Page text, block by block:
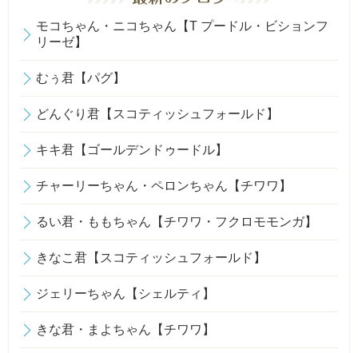
モコちゃん・ニコちゃん【T プードル・ビションフ
リーゼ】
むぅ君【パグ】
どんぐり君【スコティッシュフォールド】
キキ君【ゴールデンドゥードル】
チャーリーちゃん・ペロンちゃん【チワワ】
るい君・ももちゃん【チワワ・フクロモモンガ】
きなこ君【スコティッシュフォールド】
ジェリーちゃん【シェルティ】
きな君・まよちゃん【チワワ】